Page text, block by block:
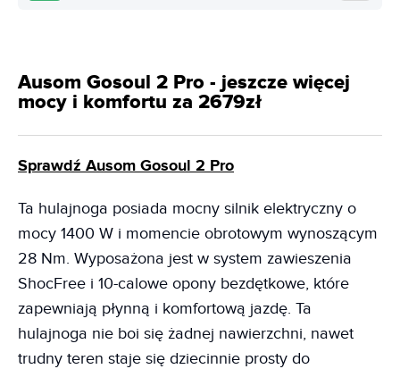
Ausom Gosoul 2 Pro - jeszcze więcej
mocy i komfortu za 2679zł
Sprawdź Ausom Gosoul 2 Pro
Ta hulajnoga posiada mocny silnik elektryczny o
mocy 1400 W i momencie obrotowym wynoszącym
28 Nm. Wyposażona jest w system zawieszenia
ShocFree i 10-calowe opony bezdętkowe, które
zapewniają płynną i komfortową jazdę. Ta
hulajnoga nie boi się żadnej nawierzchni, nawet
trudny teren staje się dziecinnie prosty do